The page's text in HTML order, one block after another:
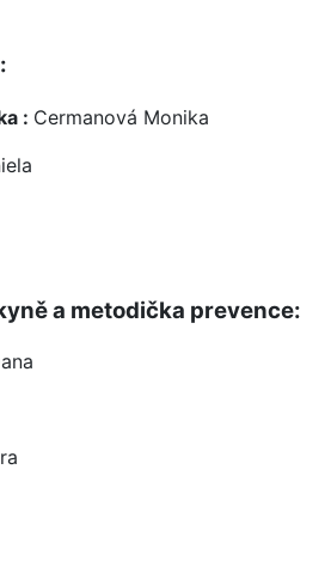
: Cermanová Monika
a metodička prevence: